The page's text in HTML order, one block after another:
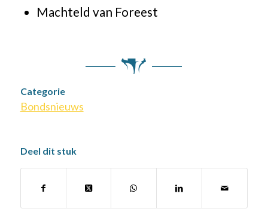
Machteld van Foreest
Categorie
Bondsnieuws
Deel dit stuk